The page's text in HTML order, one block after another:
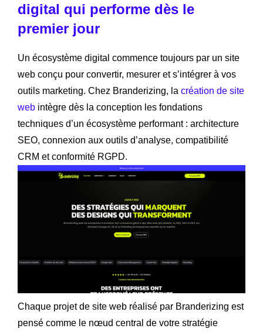
digital qui performe dès le
premier jour
Un écosystème digital commence toujours par un site
web conçu pour convertir, mesurer et s’intégrer à vos
outils marketing. Chez Branderizing, la création de site
web intègre dès la conception les fondations
techniques d’un écosystème performant : architecture
SEO, connexion aux outils d’analyse, compatibilité
CRM et conformité RGPD.
Chaque projet de site web réalisé par Branderizing est
pensé comme le nœud central de votre stratégie